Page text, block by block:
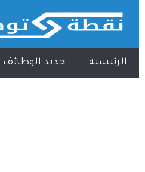
الرئيسية جديد الوظائف